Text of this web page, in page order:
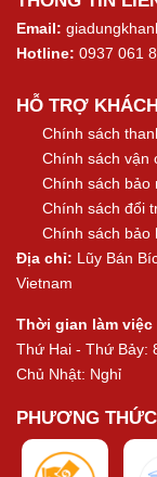
Email:
Hotline: 0937 061
HỖ TRỢ
Chính sách
Chính sách vận
Chính sách bảo
Chính sách đổi
Chính sách bảo
Địa chỉ: Lũy Bán
Vietnam
Thời gian làm việc
Thứ Hai - Thứ Bảy:
Chủ Nhật: Nghỉ
PHƯƠNG